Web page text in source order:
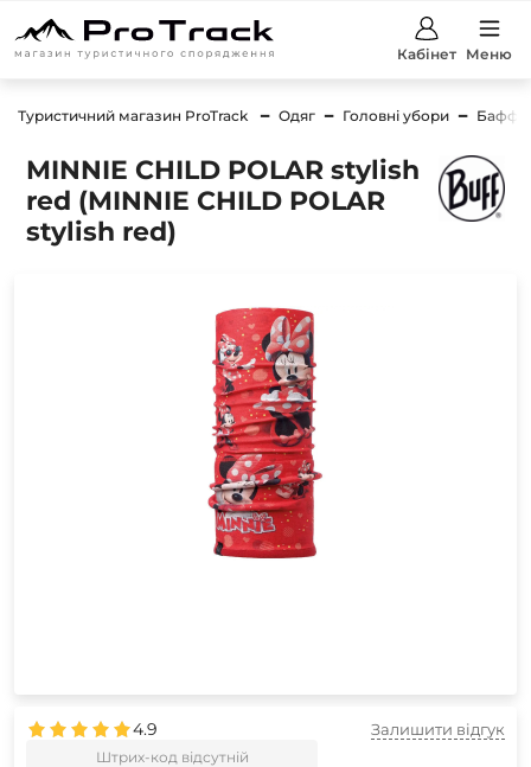
Кабінет Меню
Туристичний магазин ProTrack Одяг Головні убори Баффи
MINNIE CHILD POLAR stylish
red (MINNIE CHILD POLAR
stylish red)
4.9
Штрих-код відсутній
Залишити відгук